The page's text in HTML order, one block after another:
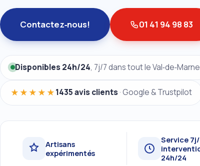
Contactez‑nous! 01 41 94 98 83
Disponibles 24h/24, 7j/7 dans tout le Val‑de‑Marne
★★★★★1435 avis clients· Google & Trustpilot
Artisans
expérimentés
Service
24h/24